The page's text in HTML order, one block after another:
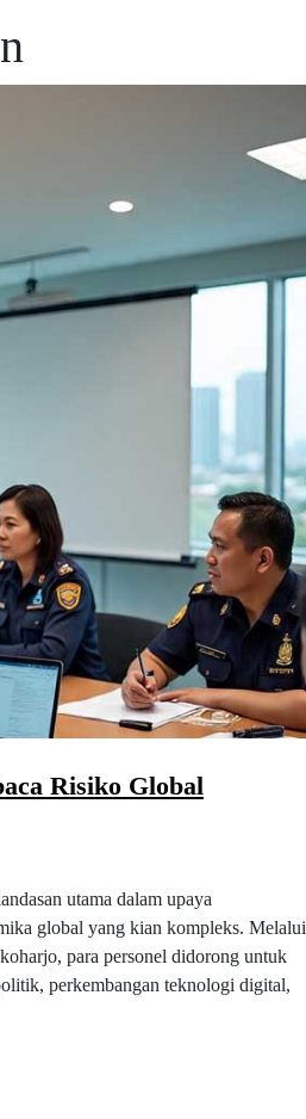
Risiko Global
utama dalam upaya
global yang kian kompleks. Melalui
para personel didorong untuk
perkembangan teknologi digital,